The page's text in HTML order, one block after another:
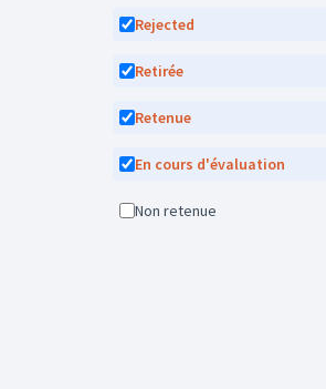
Rejected
Retirée
Retenue
En cours d'évaluation
Non retenue